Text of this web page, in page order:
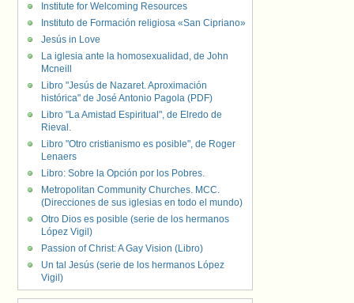
Institute for Welcoming Resources
Instituto de Formación religiosa «San Cipriano»
Jesús in Love
La iglesia ante la homosexualidad, de John
Mcneill
Libro "Jesús de Nazaret. Aproximación
histórica" de José Antonio Pagola (PDF)
Libro "La Amistad Espiritual", de Elredo de
Rieval.
Libro "Otro cristianismo es posible", de Roger
Lenaers
Libro: Sobre la Opción por los Pobres.
Metropolitan Community Churches. MCC.
(Direcciones de sus iglesias en todo el mundo)
Otro Dios es posible (serie de los hermanos
López Vigil)
Passion of Christ: A Gay Vision (Libro)
Un tal Jesús (serie de los hermanos López
Vigil)